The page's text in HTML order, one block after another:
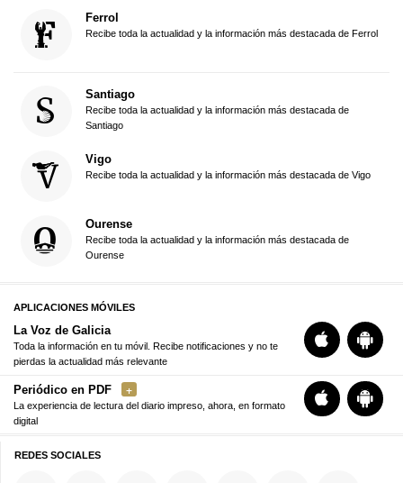
Ferrol
Recibe toda la actualidad y la información más destacada de Ferrol
Santiago
Recibe toda la actualidad y la información más destacada de
Santiago
Vigo
Recibe toda la actualidad y la información más destacada de Vigo
Ourense
Recibe toda la actualidad y la información más destacada de
Ourense
APLICACIONES MÓVILES
La Voz de Galicia
Toda la información en tu móvil. Recibe notificaciones y no te
pierdas la actualidad más relevante
Periódico en PDF
La experiencia de lectura del diario impreso, ahora, en formato
digital
REDES SOCIALES